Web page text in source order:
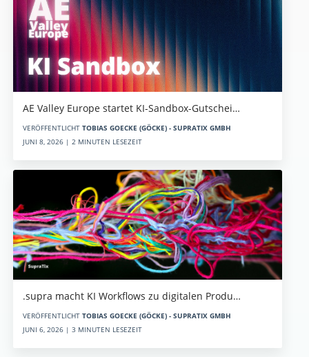
AE Valley Europe startet KI-Sandbox-Gutschei…
VERÖFFENTLICHT TOBIAS GOECKE (GÖCKE) - SUPRATIX GMBH
JUNI 8, 2026 | 2 MINUTEN LESEZEIT
.supra macht KI Workflows zu digitalen Produ…
VERÖFFENTLICHT TOBIAS GOECKE (GÖCKE) - SUPRATIX GMBH
JUNI 6, 2026 | 3 MINUTEN LESEZEIT